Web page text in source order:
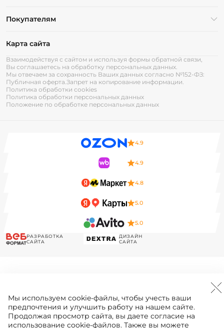
Покупателям
Карта сайта
Взаимодействуя с сайтом и используя формы обратной связи,
Вы соглашаетесь на обработку персональных данных.
Мы отвечаем за сохранность Ваших данных согласно №152-ФЗ:
Публичная оферта.Запрет на копирование информации.
Политика обработки cookies
Политика обработки персональных данных
Положение по обработке персональных данных
4.9
4.9
4.8
5.0
5.0
РАЗРАБОТКА
САЙТА
ДИЗАЙН
САЙТА
Мы используем cookie-файлы, чтобы учесть ваши
предпочтения и улучшить работу на нашем сайте.
Продолжая просмотр сайта, вы даете согласие на
использование cookie-файлов. Также вы можете